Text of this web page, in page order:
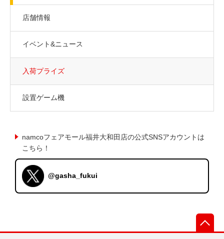
店舗情報
イベント&ニュース
入荷プライズ
設置ゲーム機
namcoフェアモール福井大和田店の公式SNSアカウントは
こちら！
@gasha_fukui